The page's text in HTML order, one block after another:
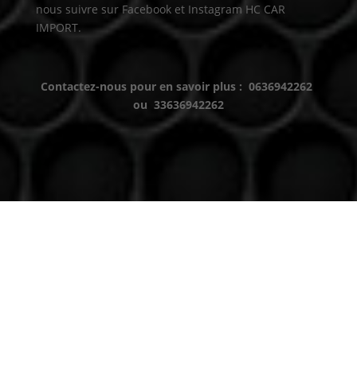
nous suivre sur Facebook et Instagram HC CAR
IMPORT.
Contactez-nous pour en savoir plus : 0636942262
ou 33636942262